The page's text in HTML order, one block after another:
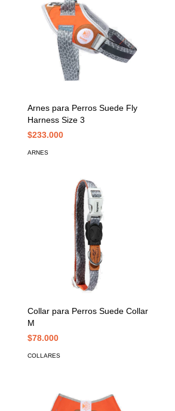
Arnes para Perros Suede Fly
Harness Size 3
$233.000
ARNES
Collar para Perros Suede Collar
M
$78.000
COLLARES